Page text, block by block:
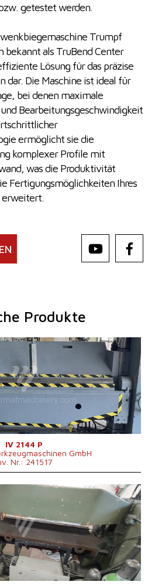
getestet werden.
Trumpf
bekannt als TruBend Center
Lösung für das präzise
dar. Die Maschine ist ideal für
bei denen maximale
Bearbeitungsgeschwindigkeit
ermöglicht sie die
komplexer Profile mit
was die Produktivität
Fertigungsmöglichkeiten Ihres
erweitert.
Produkte
1989
4,5 mm
2500 mm
Hydraulický
B x H3890x2000x2400 mm
10,07 kW
nein
IV 2144 P
GmbH
Nr.: 241517